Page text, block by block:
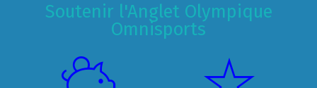
Soutenir l'Anglet Olympique
Omnisports